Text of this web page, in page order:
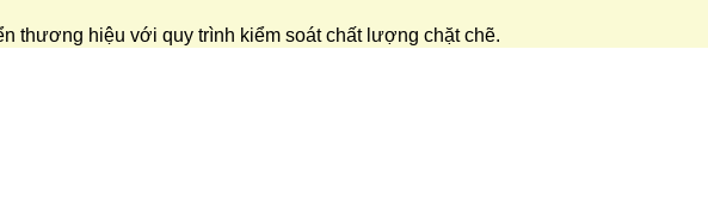
thương hiệu với quy trình kiểm soát chất lượng chặt chẽ.